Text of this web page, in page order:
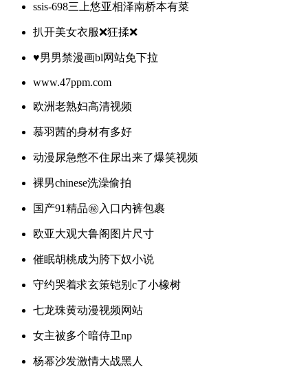
ssis-698三上悠亚相泽南桥本有菜
扒开美女衣服❌狂揉❌
♥男男禁漫画bl网站免下拉
www.47ppm.com
欧洲老熟妇高清视频
慕羽茜的身材有多好
动漫尿急憋不住尿出来了爆笑视频
裸男chinese洗澡偷拍
国产91精品㊙️入口内裤包裹
欧亚大观大鲁阁图片尺寸
催眠胡桃成为胯下奴小说
守约哭着求玄策铠别c了小橡树
七龙珠黄动漫视频网站
女主被多个暗侍卫np
杨幂沙发激情大战黑人